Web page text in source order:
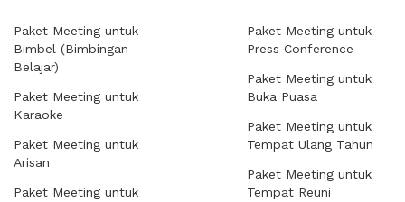
Paket Meeting untuk
Bimbel (Bimbingan
Belajar)
Paket Meeting untuk
Karaoke
Paket Meeting untuk
Arisan
Paket Meeting untuk
Paket Meeting untuk
Press Conference
Paket Meeting untuk
Buka Puasa
Paket Meeting untuk
Tempat Ulang Tahun
Paket Meeting untuk
Tempat Reuni